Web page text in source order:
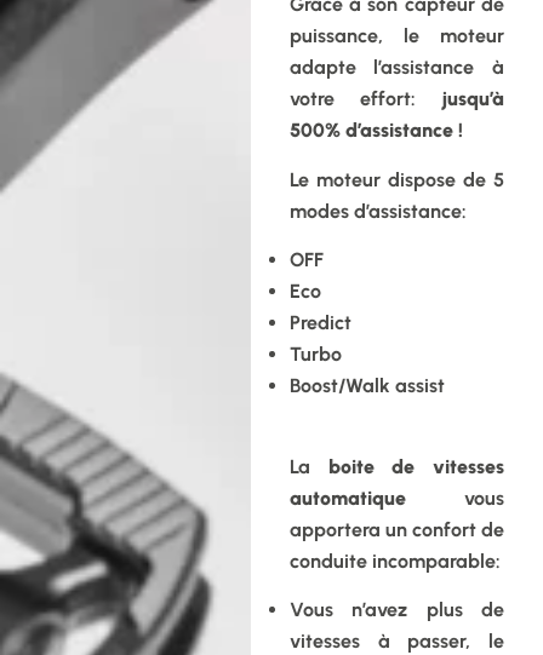
Grâce à son capteur de
puissance, le moteur
adapte l’assistance à
votre effort: jusqu’à
500% d’assistance !
Le moteur dispose de 5
modes d’assistance:
OFF
Eco
Predict
Turbo
Boost/Walk assist
La boite de vitesses
automatiquevous
apportera un confort de
conduite incomparable:
Vous n’avez plus de
vitesses à passer, le